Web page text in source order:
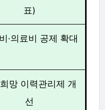
표)
·의료비 공제 확대
망 이력관리제 개
선